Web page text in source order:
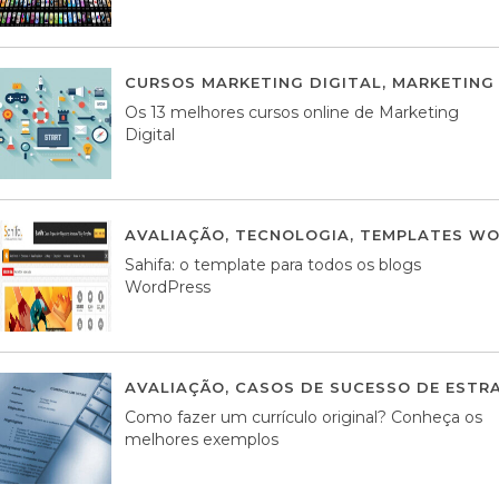
CURSOS MARKETING DIGITAL,
Os 13 melhores cursos online de Marketing
Digital
AVALIAÇÃO, TECNOLOGIA, TEMPLATES
Sahifa: o template para todos os blogs
WordPress
AVALIAÇÃO, CASOS DE SUCESSO DE
Como fazer um currículo original? Conheça os
melhores exemplos